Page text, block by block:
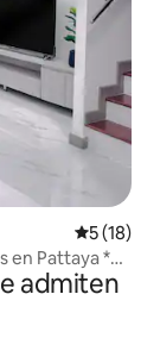
5 (18)
en Pattaya *
admiten